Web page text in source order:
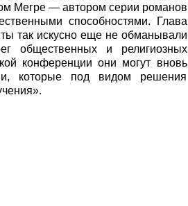
Мегре — автором серии романов
способностями. Глава
так искусно еще не обманывали
общественных и религиозных
конференции они могут вновь
которые под видом решения